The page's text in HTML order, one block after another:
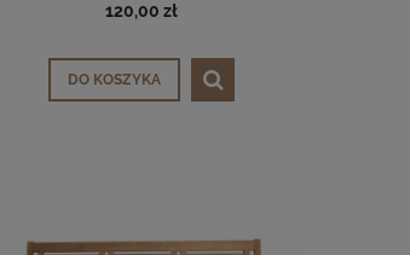
120,00 zł
DO KOSZYKA